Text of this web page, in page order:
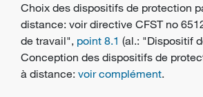
Choix des dispositifs de protection
distance: voir directive CFST no
de travail", point 8.1 (al.: "Dispositif
Conception des dispositifs de
à distance: voir complément.